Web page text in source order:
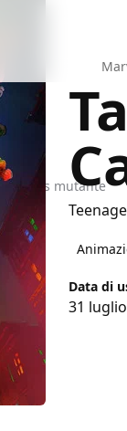
- Caos mutante
Data di
31